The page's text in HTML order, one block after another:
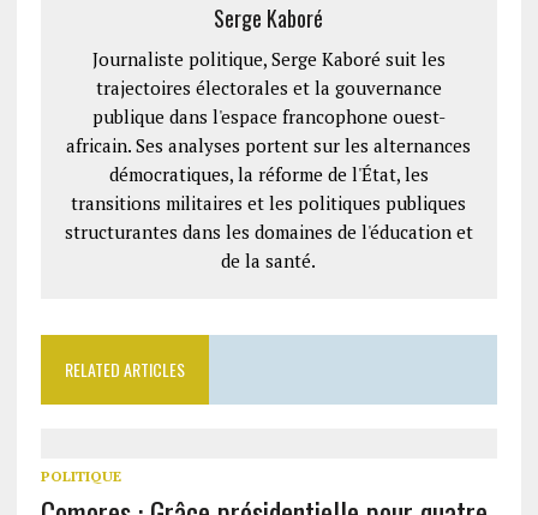
Serge Kaboré
Journaliste politique, Serge Kaboré suit les
trajectoires électorales et la gouvernance
publique dans l'espace francophone ouest-
africain. Ses analyses portent sur les alternances
démocratiques, la réforme de l'État, les
transitions militaires et les politiques publiques
structurantes dans les domaines de l'éducation et
de la santé.
RELATED ARTICLES
POLITIQUE